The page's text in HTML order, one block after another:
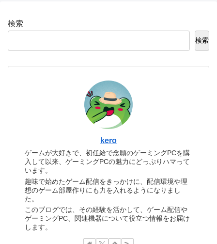
検索
検索
kero
ゲームが大好きで、初任給で念願のゲーミングPCを購
入して以来、ゲーミングPCの魅力にどっぷりハマって
います。
趣味で始めたゲーム配信をきっかけに、配信環境や理
想のゲーム部屋作りにも力を入れるようになりまし
た。
このブログでは、その経験を活かして、ゲーム配信や
ゲーミングPC、関連機器について役立つ情報をお届け
します。